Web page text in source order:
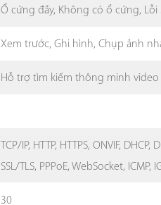
Ổ cứng đầy, Không có ổ cứng, Lỗi
Xem trước, Ghi hình, Chụp ảnh
Hỗ trợ tìm kiếm thông minh
TCP/IP, HTTP, HTTPS, ONVIF, DHCP,
SSL/TLS, PPPoE, WebSocket, ICMP,
30